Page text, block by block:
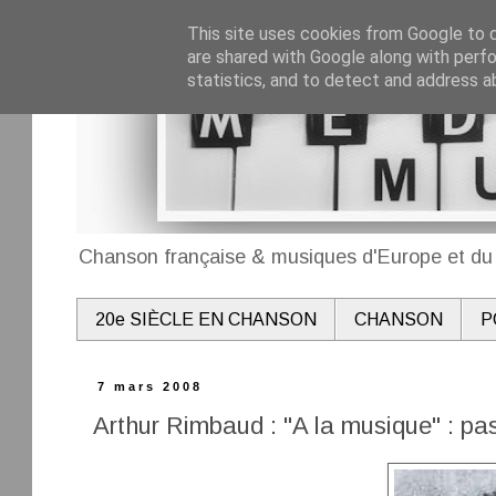
Chanson française & musiques d'Europe et
20e SIÈCLE EN CHANSON CHANSON
7 mars 2008
Arthur Rimbaud : "A la musique" :
This site uses cookies from Google to
are shared with Google along with
statistics, and to detect and address